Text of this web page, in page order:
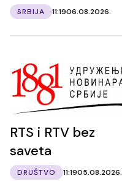
SRBIJA 11:1906.08.2026.
RTS i RTV bez
saveta
DRUŠTVO 11:1905.08.2026.